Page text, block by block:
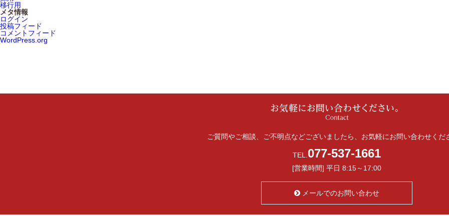
移行用
メタ情報
ログイン
投稿フィード
コメントフィード
WordPress.org
ご質問やご相談、ご不明点などございましたら、お気軽にお問い合わせくだ
TEL. 077-537-1661
[営業時間] 平日 8:15～17:00
メールでのお問い合わせ